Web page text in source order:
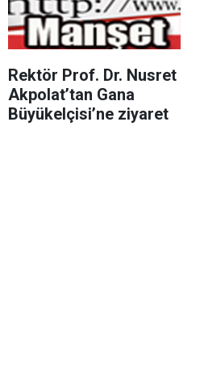
Rektör Prof. Dr. Nusret
Akpolat’tan Gana
Büyükelçisi’ne ziyaret